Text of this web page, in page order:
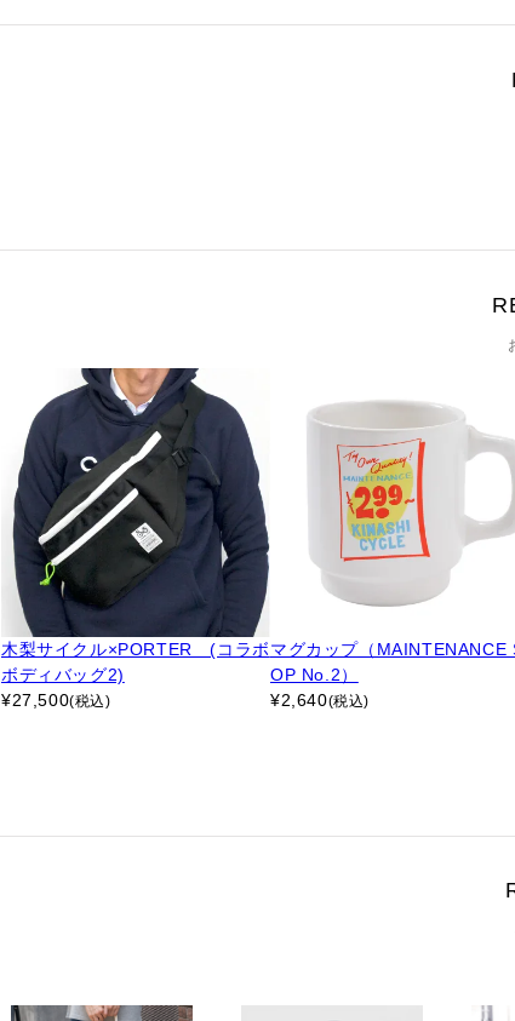
木梨サイクル×PORTER (コラボ
ボディバッグ2)
¥27,500(税込)
マグカップ（MAINTENANCE
OP No.2）
¥2,640(税込)